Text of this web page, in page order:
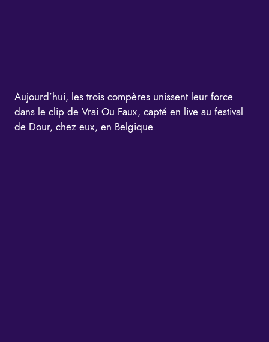
Aujourd’hui, les trois compères unissent leur force
dans le clip de Vrai Ou Faux, capté en live au festival
de Dour, chez eux, en Belgique.